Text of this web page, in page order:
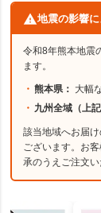
地震の影響
令和8年熊本地震
ます。
熊本県： 大幅
九州全域（上
該当地域へお届
ございます。お
承のうえご注文